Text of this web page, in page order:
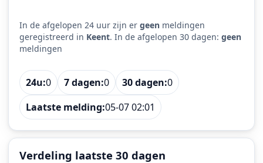
In de afgelopen 24 uur zijn er geen meldingen
geregistreerd in Keent. In de afgelopen 30 dagen: geen
meldingen
24u:0 7 dagen:0 30 dagen:0
Laatste melding:05-07 02:01
Verdeling laatste 30 dagen